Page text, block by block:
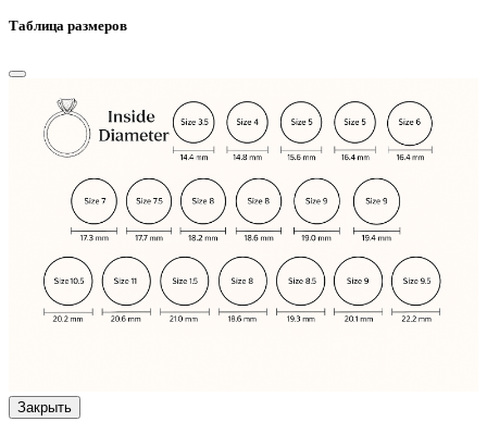
Таблица размеров
Закрыть